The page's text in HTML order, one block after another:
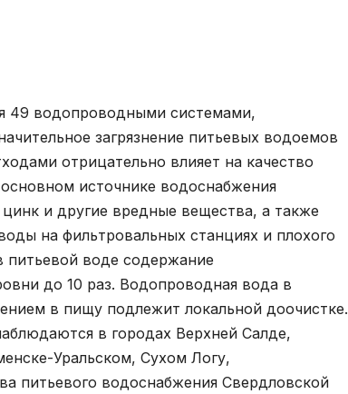
49 водопроводными системами,
загрязнение питьевых водоемов
отрицательно влияет на качество
источнике водоснабжения
и другие вредные вещества, а также
на фильтровальных станциях и плохого
питьевой воде содержание
до 10 раз. Водопроводная вода в
в пищу подлежит локальной доочистке.
в городах Верхней Салде,
Уральском, Сухом Логу,
питьевого водоснабжения Свердловской